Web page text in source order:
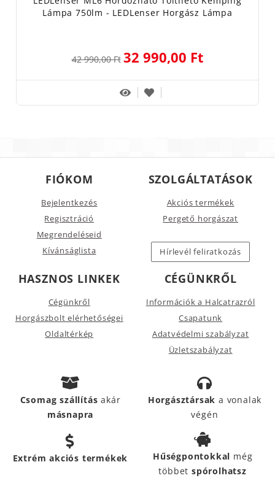
Lámpa 750lm - LEDLenser Horgász Lámpa
42 990,00 Ft 32 990,00 Ft
FIÓKOM
Bejelentkezés
Regisztráció
Megrendeléseid
Kívánságlista
SZOLGÁLTATÁSOK
Akciós termékek
Pergető horgászat
Hírlevél feliratkozás
HASZNOS LINKEK
Cégünkről
Horgászbolt elérhetőségei
Oldaltérkép
CÉGÜNKRŐL
Információk a Halcatrazról
Csapatunk
Adatvédelmi szabályzat
Üzletszabályzat
Csomag szállításakár
másnapra
Horgásztársak a vonalak
végén
Extrém akciós termékek Hűségpontokkal még
többetspórolhatsz